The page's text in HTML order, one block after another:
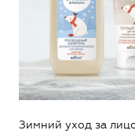
Зимний уход за